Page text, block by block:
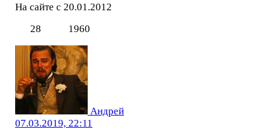
На сайте с 20.01.2012
28
1960
Андрей
07.03.2019, 22:11